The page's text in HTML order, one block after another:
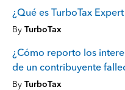
¿Qué es TurboTax
By TurboTax
¿Cómo reporto los
de un contribuyente
By TurboTax